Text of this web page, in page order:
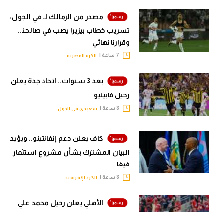
مصدر من الزمالك لـ في الجول:
تسريب خطاب بيزيرا يصب في صالحنا..
وقرارنا نهائي
الكرة المصرية
بعد 3 سنوات.. اتحاد جدة يعلن
رحيل فابينيو
سعودي في الجول
كاف يعلن دعم إنفانتينو.. ويؤيد
البيان المشترك بشأن مشروع استثمار
فيفا
الكرة الإفريقية
الأهلي يعلن رحيل محمد علي